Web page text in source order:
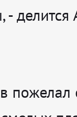
, - делится
пожелал